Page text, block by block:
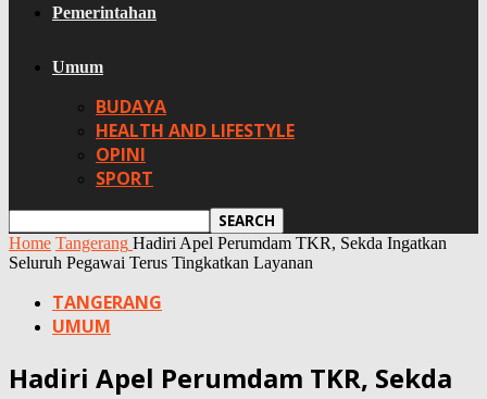
Pemerintahan
Umum
BUDAYA
HEALTH AND LIFESTYLE
OPINI
SPORT
Home Tangerang Hadiri Apel Perumdam TKR, Sekda Ingatkan
Seluruh Pegawai Terus Tingkatkan Layanan
TANGERANG
UMUM
Hadiri Apel Perumdam TKR, Sekda